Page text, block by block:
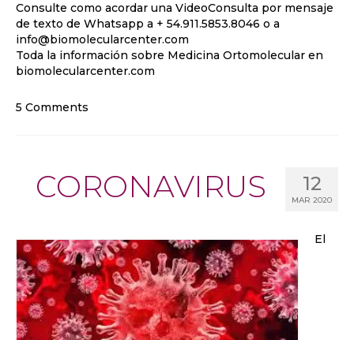
Consulte como acordar una VideoConsulta por mensaje
de texto de Whatsapp a + 54.911.5853.8046 o a
info@biomolecularcenter.com
Toda la información sobre Medicina Ortomolecular en
biomolecularcenter.com
5 Comments
12
MAR 2020
CORONAVIRUS
El